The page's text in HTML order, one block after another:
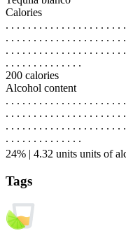
Calories
. . . . . . . . . . . . . . . . . . . . .
. . . . . . . . . . . . . . . . . . . . .
. . . . . . . . . . . . . . . . . . . . .
. . . . . . . . . . . . . .
200 calories
Alcohol content
. . . . . . . . . . . . . . . . . . . . .
. . . . . . . . . . . . . . . . . . . . .
. . . . . . . . . . . . . . . . . . . . .
. . . . . . . . . . . . . .
24% | 4.32 units units of
Tags